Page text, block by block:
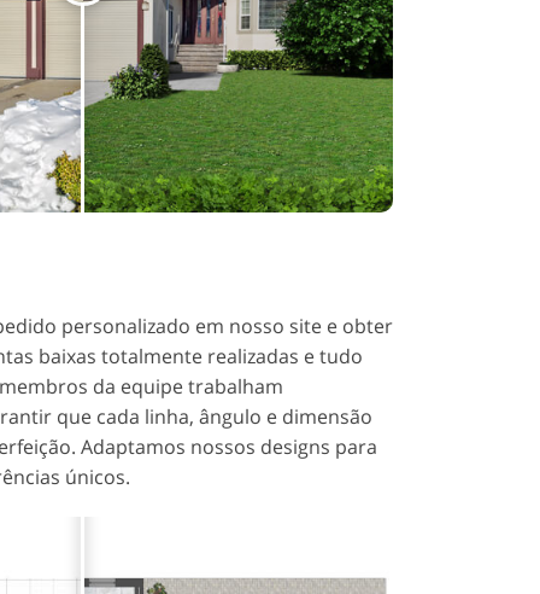
personalizado em nosso site e obter
baixas totalmente realizadas e tudo
da equipe trabalham
que cada linha, ângulo e dimensão
Adaptamos nossos designs para
únicos.